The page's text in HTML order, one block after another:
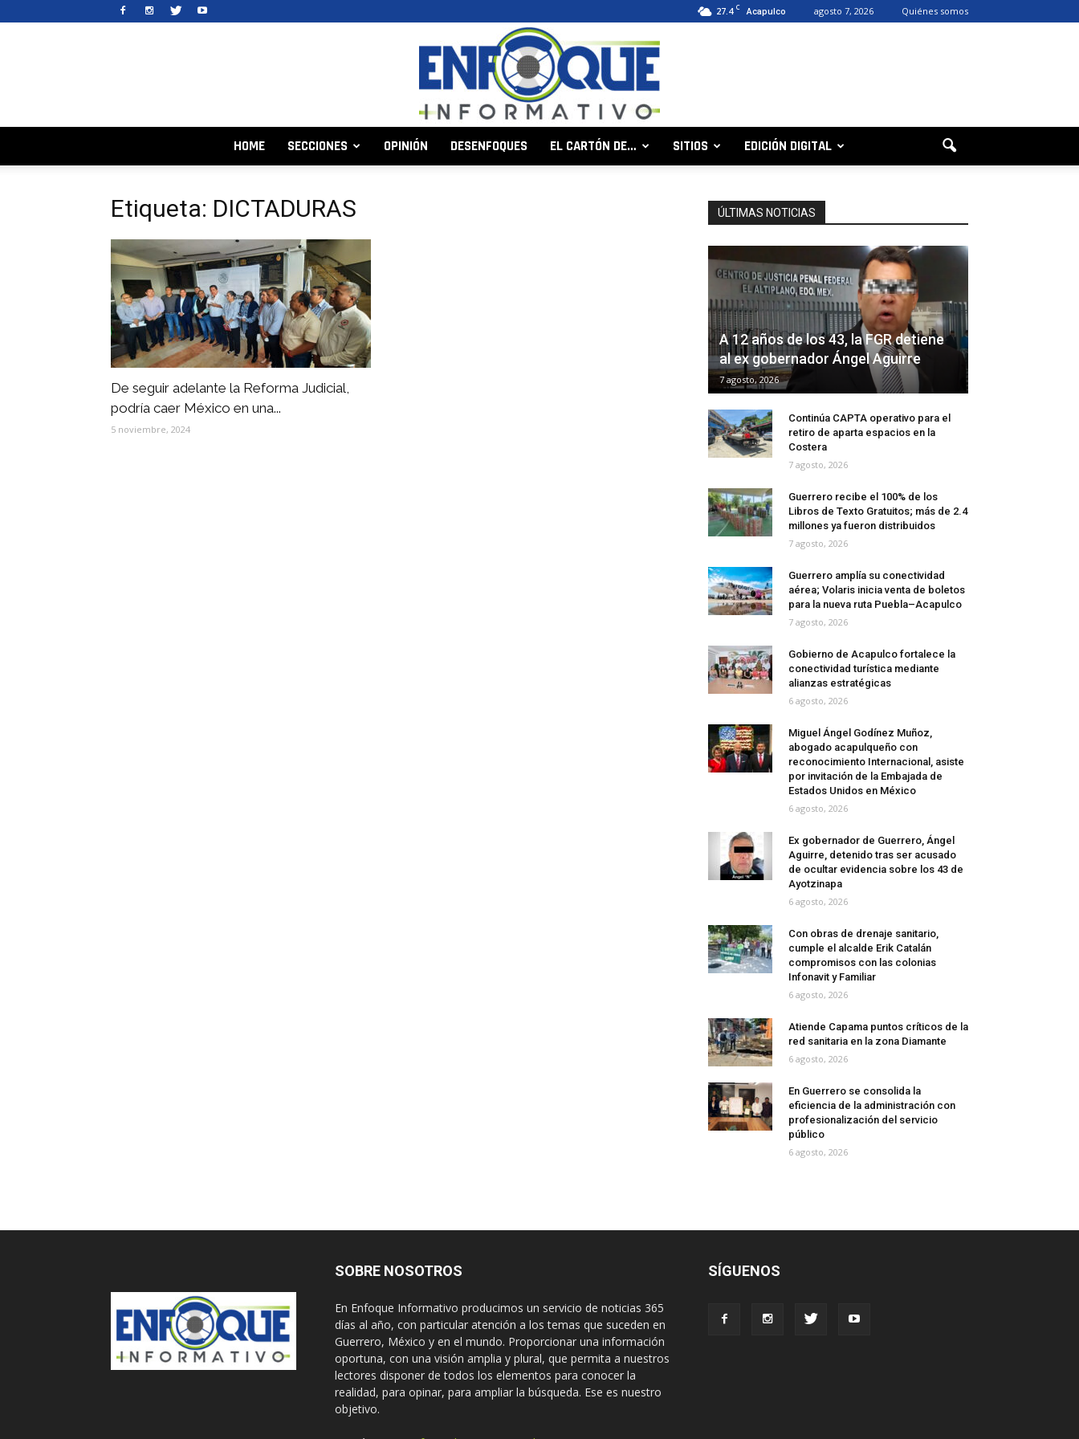
27.4 C Acapulco agosto 7, 2026 Quiénes somos
HOME SECCIONES OPINIÓN DESENFOQUES EL CARTÓN DE… SITIOS EDICIÓN DIGITAL
Etiqueta: DICTADURAS
De seguir adelante la Reforma Judicial,
podría caer México en una...
5 noviembre, 2024
ÚLTIMAS NOTICIAS
A 12 años de los 43, la FGR detiene
al ex gobernador Ángel Aguirre
7 agosto, 2026
Continúa CAPTA operativo para el
retiro de aparta espacios en la
Costera
7 agosto, 2026
Guerrero recibe el 100% de los
Libros de Texto Gratuitos; más de 2.4
millones ya fueron distribuidos
7 agosto, 2026
Guerrero amplía su conectividad
aérea; Volaris inicia venta de boletos
para la nueva ruta Puebla–Acapulco
7 agosto, 2026
Gobierno de Acapulco fortalece la
conectividad turística mediante
alianzas estratégicas
6 agosto, 2026
Miguel Ángel Godínez Muñoz,
abogado acapulqueño con
reconocimiento Internacional, asiste
por invitación de la Embajada de
Estados Unidos en México
6 agosto, 2026
Ex gobernador de Guerrero, Ángel
Aguirre, detenido tras ser acusado
de ocultar evidencia sobre los 43 de
Ayotzinapa
6 agosto, 2026
Con obras de drenaje sanitario,
cumple el alcalde Erik Catalán
compromisos con las colonias
Infonavit y Familiar
6 agosto, 2026
Atiende Capama puntos críticos de la
red sanitaria en la zona Diamante
6 agosto, 2026
En Guerrero se consolida la
eficiencia de la administración con
profesionalización del servicio
público
6 agosto, 2026
SOBRE NOSOTROS
En Enfoque Informativo producimos un servicio de noticias 365
días al año, con particular atención a los temas que suceden en
Guerrero, México y en el mundo. Proporcionar una información
oportuna, con una visión amplia y plural, que permita a nuestros
lectores disponer de todos los elementos para conocer la
realidad, para opinar, para ampliar la búsqueda. Ese es nuestro
objetivo.
SÍGUENOS